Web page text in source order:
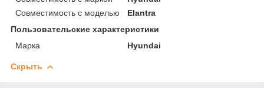
Совместимость с моделью
Elantra
Пользовательские характеристики
Марка
Hyundai
Скрыть